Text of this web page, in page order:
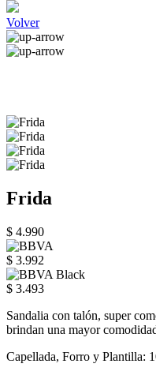
Volver
Frida
$ 4.990
$ 3.992
$ 3.493
Sandalia con talón, super
brindan una mayor
Capellada, Forro y Plantilla: